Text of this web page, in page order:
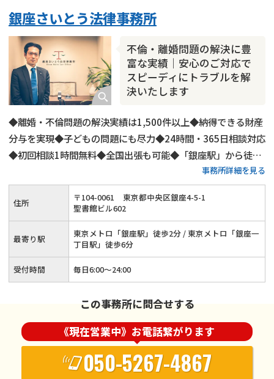
財産分与
内縁の夫婦
不倫・離婚問題の解決に豊
富な実績｜安心のご対応で
スピーディにトラブルを解
決いたします
銀座さいとう法律事務所
◆離婚・不倫問題の解決実績は1,500件以上◆納得できる財産
分与を実現◆子どもの問題にも尽力◆24時間・365日相談対応
◆初回相談1時間無料◆全国出張も可能◆「銀座駅」から徒歩
事務所詳細を見る
住所 〒104-0061
東京都中央区銀座4-5-1
聖書館ビル602
最寄り駅
東京メトロ「銀座駅」徒歩2分 / 東京メトロ「銀座一
丁目駅」徒歩6分
受付時間 毎日6:00～24:00
この事務所に問合せする
《現在営業中》お電話繋がります
050-5267-4867